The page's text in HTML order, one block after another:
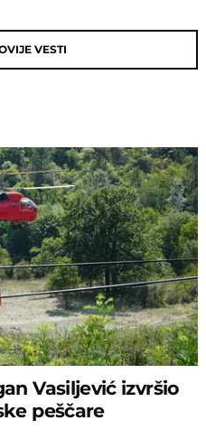
VESTI
Vasiljević izvršio
peščare